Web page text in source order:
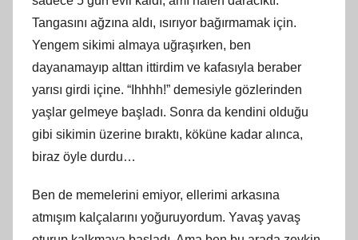
Tangasını ağzına aldı, ısırıyor bağırmamak için.
Yengem sikimi almaya uğraşırken, ben
dayanamayıp alttan ittirdim ve kafasıyla beraber
yarısı girdi içine. “Ihhhh!” demesiyle gözlerinden
yaşlar gelmeye başladı. Sonra da kendini olduğu
gibi sikimin üzerine bıraktı, köküne kadar alınca,
biraz öyle durdu…
Ben de memelerini emiyor, ellerimi arkasına
atmışım kalçalarını yoğuruyordum. Yavaş yavaş